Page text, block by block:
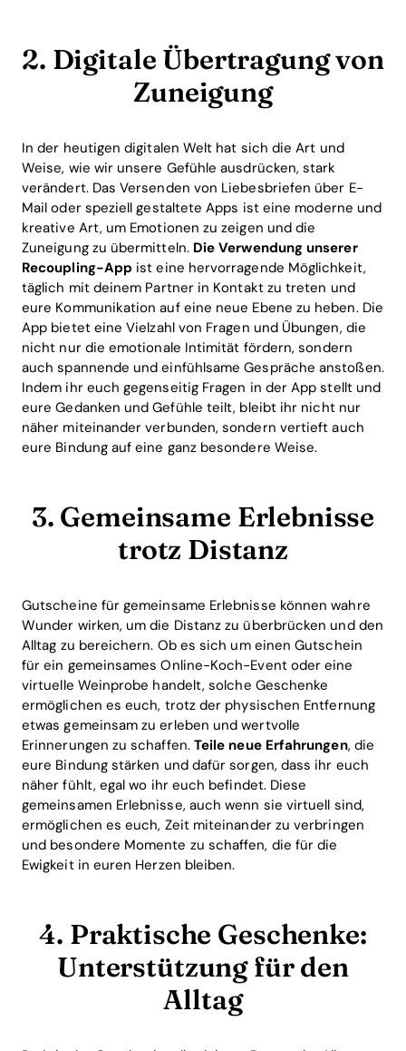
2. Digitale Übertragung von
Zuneigung
In der heutigen digitalen Welt hat sich die Art und
Weise, wie wir unsere Gefühle ausdrücken, stark
verändert. Das Versenden von Liebesbriefen über E-
Mail oder speziell gestaltete Apps ist eine moderne und
kreative Art, um Emotionen zu zeigen und die
Zuneigung zu übermitteln. Die Verwendung unserer
Recoupling-App ist eine hervorragende Möglichkeit,
täglich mit deinem Partner in Kontakt zu treten und
eure Kommunikation auf eine neue Ebene zu heben. Die
App bietet eine Vielzahl von Fragen und Übungen, die
nicht nur die emotionale Intimität fördern, sondern
auch spannende und einfühlsame Gespräche anstoßen.
Indem ihr euch gegenseitig Fragen in der App stellt und
eure Gedanken und Gefühle teilt, bleibt ihr nicht nur
näher miteinander verbunden, sondern vertieft auch
eure Bindung auf eine ganz besondere Weise.
3. Gemeinsame Erlebnisse
trotz Distanz
Gutscheine für gemeinsame Erlebnisse können wahre
Wunder wirken, um die Distanz zu überbrücken und den
Alltag zu bereichern. Ob es sich um einen Gutschein
für ein gemeinsames Online-Koch-Event oder eine
virtuelle Weinprobe handelt, solche Geschenke
ermöglichen es euch, trotz der physischen Entfernung
etwas gemeinsam zu erleben und wertvolle
Erinnerungen zu schaffen. Teile neue Erfahrungen, die
eure Bindung stärken und dafür sorgen, dass ihr euch
näher fühlt, egal wo ihr euch befindet. Diese
gemeinsamen Erlebnisse, auch wenn sie virtuell sind,
ermöglichen es euch, Zeit miteinander zu verbringen
und besondere Momente zu schaffen, die für die
Ewigkeit in euren Herzen bleiben.
4. Praktische Geschenke:
Unterstützung für den
Alltag